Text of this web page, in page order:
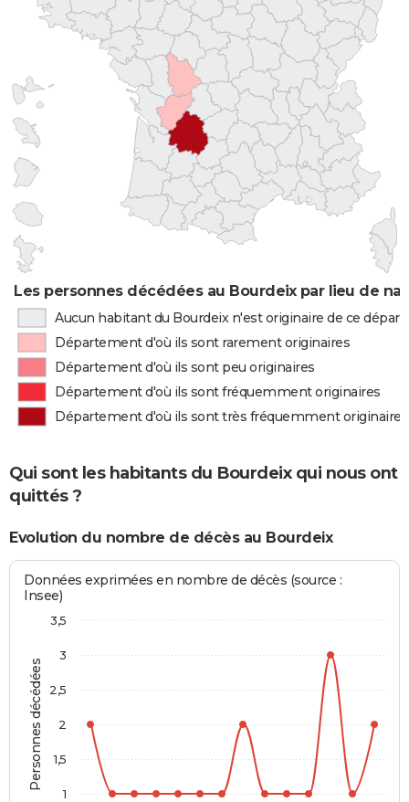
Les personnes décédées au Bourdeix par lieu de
Aucun habitant du Bourdeix n'est originaire de ce
Département d'où ils sont rarement originaires
Département d'où ils sont peu originaires
Département d'où ils sont fréquemment originaires
Département d'où ils sont très fréquemment originaires
Qui sont les habitants du Bourdeix qui nous ont
quittés ?
Evolution du nombre de décès au Bourdeix
Personnes décédées
Données exprimées en nombre de décès (source :
Insee)
1
1,5
2
2,5
3
3,5